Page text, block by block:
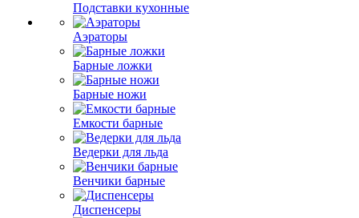
Подставки кухонные
Аэраторы
Барные ложки
Барные ножи
Емкости барные
Ведерки для льда
Венчики барные
Диспенсеры